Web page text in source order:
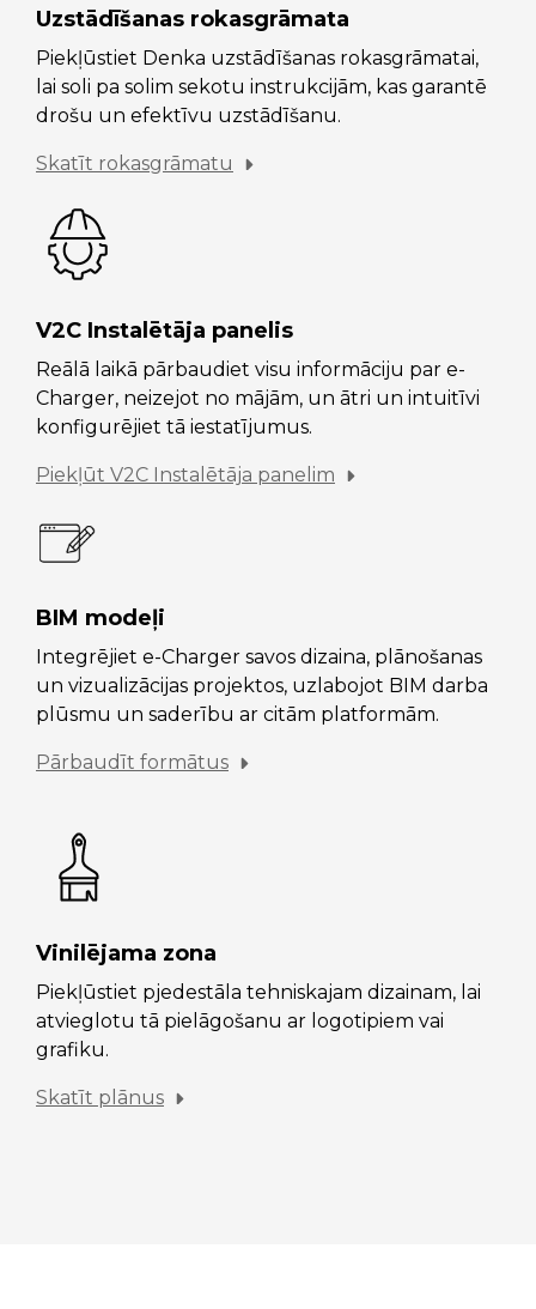
Uzstādīšanas rokasgrāmata
Piekļūstiet Denka uzstādīšanas rokasgrāmatai,
lai soli pa solim sekotu instrukcijām, kas garantē
drošu un efektīvu uzstādīšanu.
Skatīt rokasgrāmatu
V2C Instalētāja panelis
Reālā laikā pārbaudiet visu informāciju par e-
Charger, neizejot no mājām, un ātri un intuitīvi
konfigurējiet tā iestatījumus.
Piekļūt V2C Instalētāja panelim
BIM modeļi
Integrējiet e-Charger savos dizaina, plānošanas
un vizualizācijas projektos, uzlabojot BIM darba
plūsmu un saderību ar citām platformām.
Pārbaudīt formātus
Vinilējama zona
Piekļūstiet pjedestāla tehniskajam dizainam, lai
atvieglotu tā pielāgošanu ar logotipiem vai
grafiku.
Skatīt plānus